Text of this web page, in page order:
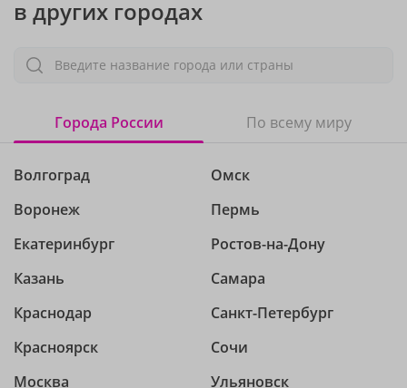
в других городах
Введите название города или страны
Города России По всему миру
Волгоград
Воронеж
Екатеринбург
Казань
Краснодар
Красноярск
Москва
Омск
Пермь
Ростов-на-Дону
Самара
Санкт-Петербург
Сочи
Ульяновск